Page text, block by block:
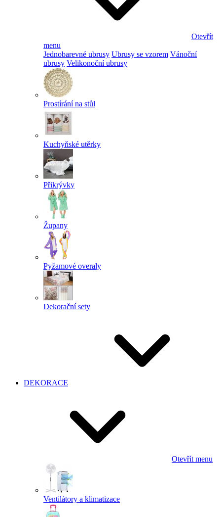
Otevřít
menu
Jednobarevné ubrusy Ubrusy se vzorem Vánoční
ubrusy Velikonoční ubrusy
Prostírání na stůl
Kuchyňské utěrky
Přikrývky
Župany
Pyžamové overaly
Dekorační sety
DEKORACE
Otevřít menu
Ventilátory a klimatizace